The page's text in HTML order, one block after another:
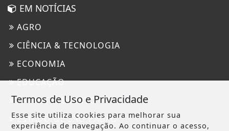
EM NOTÍCIAS
AGRO
CIÊNCIA & TECNOLOGIA
ECONOMIA
EDUCAÇÃO
ENTRETENIMENTO
ESTADO DE SÃO PAULO
Termos de Uso e Privacidade
Esse site utiliza cookies para melhorar sua
experiência de navegação. Ao continuar o acesso,